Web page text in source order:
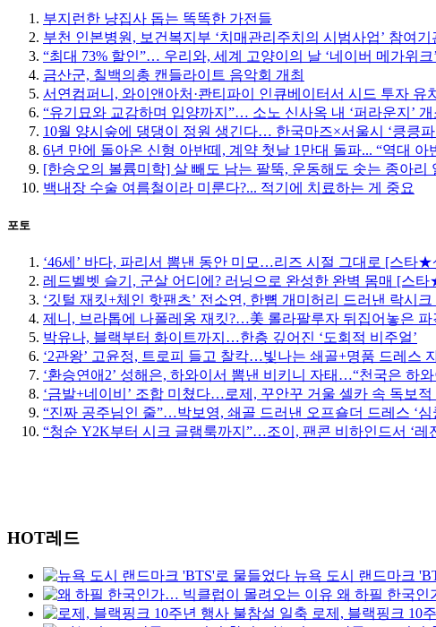
부지런한 냥집사 돕는 똑똑한 가전들
부천 인본병원, 보건복지부 ‘치매관리주치의 시범사업’ 참여기
“최대 73% 할인”… 우리와, 세계 고양이의 날 ‘네이버 메가위크
금산군, 칠백의총 캔들라이트 음악회 개최
서연컴퍼니, 와이앤아처·콴티파이 인큐베이터서 시드 투자
“유기묘와 교감하며 입양까지”… 소노 신사옥 내 ‘퍼라운지’ 개
10월 양시숲에 댕댕이 정원 생긴다… 한국마즈×서울시 ‘킁킁파
6년 만에 돌아온 신형 아반떼, 계약 첫날 1만대 돌파... “역대 아
[한승오의 볼륨미학] 살 빼도 남는 팔뚝, 운동해도 솟는 종아
백내장 수술 여름철이라 미룬다?... 적기에 치료하는 게 중요
포토
‘46세’ 바다, 파리서 뽐낸 동안 미모…리즈 시절 그대로 [스타★
레드벨벳 슬기, 군살 어디에? 러닝으로 완성한 완벽 몸매 [스
‘깃털 재킷+체인 핫팬츠’ 전소연, 한뼘 개미허리 드러낸 락시
제니, 브라톱에 나폴레옹 재킷?…美 롤라팔루자 뒤집어놓은 파
박유나, 블랙부터 화이트까지…한층 깊어진 ‘도회적 비주얼’
‘2관왕’ 고윤정, 트로피 들고 찰칵…빛나는 쇄골+명품 드레스
‘환승연애2’ 성해은, 하와이서 뽐낸 비키니 자태…“천국은 하
‘금발+네이비’ 조합 미쳤다…로제, 꾸안꾸 거울 셀카 속 독보적
“진짜 공주님인 줄”…박보영, 쇄골 드러낸 오프숄더 드레스 ‘
“청순 Y2K부터 시크 글램룩까지”…조이, 팬콘 비하인드서 ‘
HOT레드
뉴욕 도시 랜드마크
왜 하필 한국
로제, 블랙핑크 10